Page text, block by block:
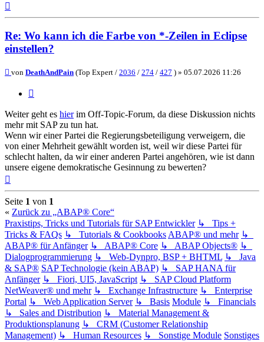
Re: Wo kann ich die Farbe von *-Zeilen in Eclipse
einstellen?
Beitrag
von DeathAndPain (Top Expert / 2036 / 274 / 427 ) » 05.07.2026 11:26
Weiter geht es hierim Off-Topic-Forum, da diese Diskussion nichts
mehr mit SAP zu tun hat.
Wenn wir einer Partei die Regierungsbeteiligung verweigern, die
von einer Mehrheit gewählt worden ist, weil wir diese Partei für
schlecht halten, da wir einer anderen Partei angehören, wie ist dann
unsere eigene demokratische Gesinnung zu bewerten?
Seite 1 von 1
« Zurück zu „ABAP® Core“
Praxistips, Tricks und Tutorials für SAP Entwickler ↳ Tips +
Tricks & FAQs ↳ Tutorials & Cookbooks ABAP® und mehr ↳
ABAP® für Anfänger ↳ ABAP® Core ↳ ABAP Objects® ↳
Dialogprogrammierung ↳ Web-Dynpro, BSP + BHTML ↳ Java
& SAP® SAP Technologie (kein ABAP) ↳ SAP HANA für
Anfänger ↳ Fiori, UI5, JavaScript ↳ SAP Cloud Platform
NetWeaver® und mehr ↳ Exchange Infrastructure ↳ Enterprise
Portal ↳ Web Application Server ↳ Basis Module ↳ Financials
↳ Sales and Distribution ↳ Material Management &
Produktionsplanung ↳ CRM (Customer Relationship
Management) ↳ Human Resources ↳ Sonstige Module Sonstiges